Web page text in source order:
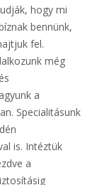
hogy mi
bennünk,
fel.
még
a
Specialitásunk
is. Intéztük
a